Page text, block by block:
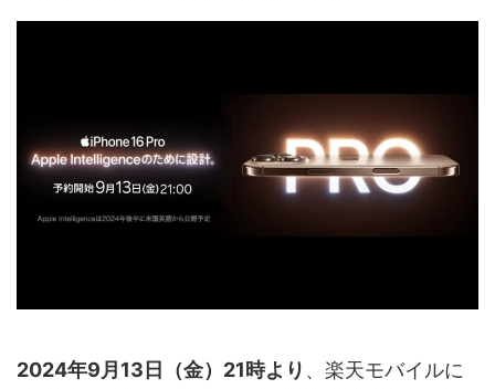
2024年9月13日（金）21時より 、楽天モバイルに